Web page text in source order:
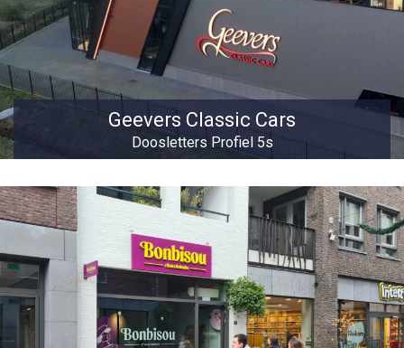
Geevers Classic Cars
Doosletters Profiel 5s